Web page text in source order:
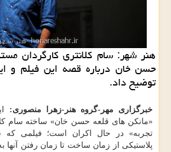
هنر شهر: سام كلانتری كارگردان
حسن خان درباره قصه این فیلم و
توضیح داد.
خبرگزاری مهر-گروه هنر-زهرا منصوری:
«مانكن های قلعه حسن خان» ساخته سام
تجربه» در حال اكران است؛ فیلمی
پلاستیكی از زمان ساخت تا زمان رفتن